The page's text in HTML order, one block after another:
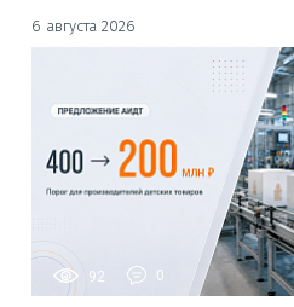
6 августа 2026
92 0